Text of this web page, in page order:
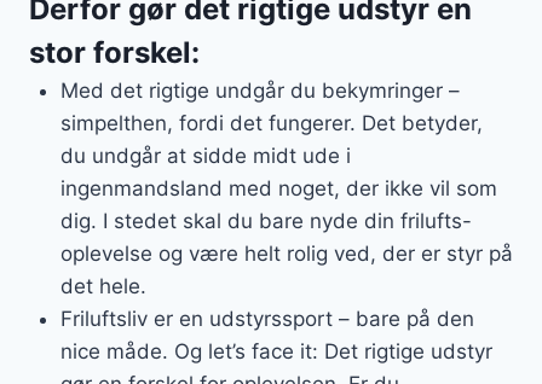
Derfor gør det rigtige udstyr en
stor forskel:
Med det rigtige undgår du bekymringer –
simpelthen, fordi det fungerer. Det betyder,
du undgår at sidde midt ude i
ingenmandsland med noget, der ikke vil som
dig. I stedet skal du bare nyde din frilufts-
oplevelse og være helt rolig ved, der er styr på
det hele.
Friluftsliv er en udstyrssport – bare på den
nice måde. Og let’s face it: Det rigtige udstyr